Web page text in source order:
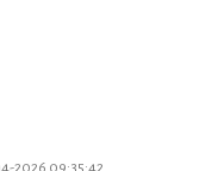
2026 09:35:42